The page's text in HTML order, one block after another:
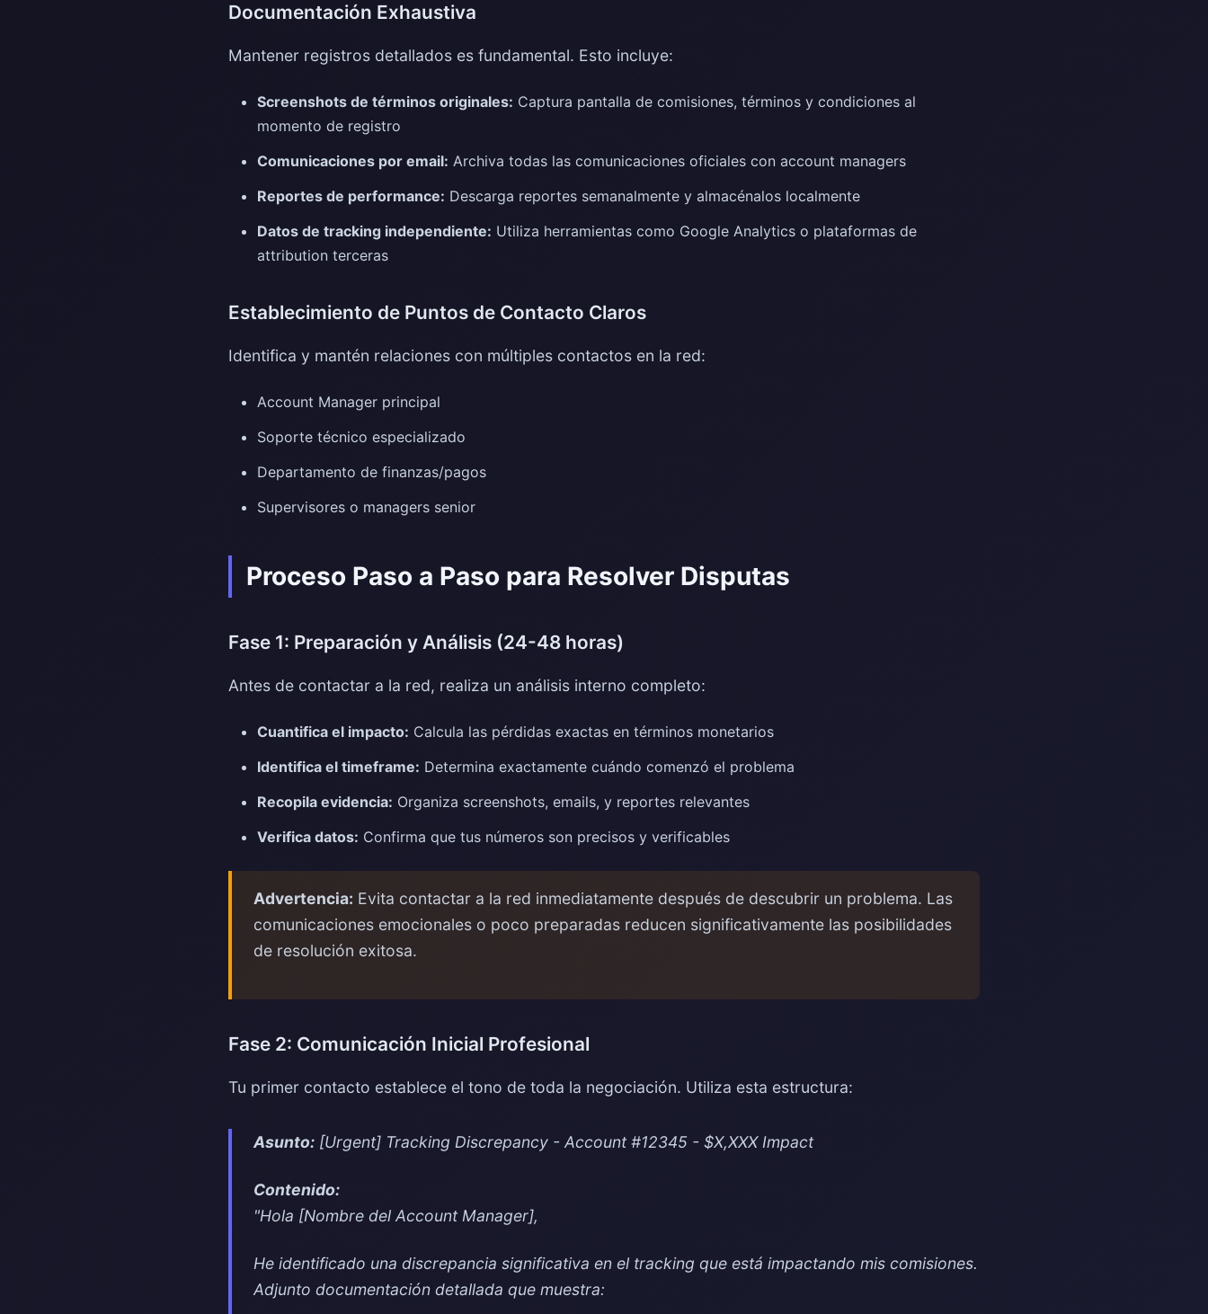
Documentación Exhaustiva
Mantener registros detallados es fundamental. Esto incluye:
Screenshots de términos originales: Captura pantalla de comisiones, términos y condiciones al
momento de registro
Comunicaciones por email: Archiva todas las comunicaciones oficiales con account managers
Reportes de performance: Descarga reportes semanalmente y almacénalos localmente
Datos de tracking independiente: Utiliza herramientas como Google Analytics o plataformas de
attribution terceras
Establecimiento de Puntos de Contacto Claros
Identifica y mantén relaciones con múltiples contactos en la red:
Account Manager principal
Soporte técnico especializado
Departamento de finanzas/pagos
Supervisores o managers senior
Proceso Paso a Paso para Resolver Disputas
Fase 1: Preparación y Análisis (24-48 horas)
Antes de contactar a la red, realiza un análisis interno completo:
Cuantifica el impacto: Calcula las pérdidas exactas en términos monetarios
Identifica el timeframe: Determina exactamente cuándo comenzó el problema
Recopila evidencia: Organiza screenshots, emails, y reportes relevantes
Verifica datos: Confirma que tus números son precisos y verificables
Advertencia: Evita contactar a la red inmediatamente después de descubrir un problema. Las
comunicaciones emocionales o poco preparadas reducen significativamente las posibilidades
de resolución exitosa.
Fase 2: Comunicación Inicial Profesional
Tu primer contacto establece el tono de toda la negociación. Utiliza esta estructura:
Asunto: [Urgent] Tracking Discrepancy - Account #12345 - $X,XXX Impact
Contenido:
"Hola [Nombre del Account Manager],
He identificado una discrepancia significativa en el tracking que está impactando mis comisiones.
Adjunto documentación detallada que muestra: